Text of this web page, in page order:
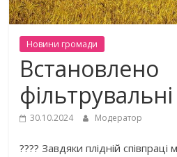
Новини громади
Встановлено
фільтрувальні
30.10.2024 Модератор
???? Завдяки плідній